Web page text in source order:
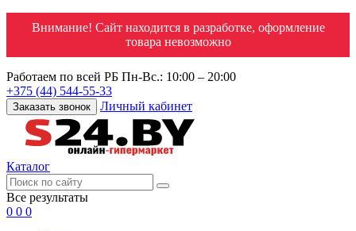
Внимание! Сайт находится в разработке, оформление
товара невозможно
Работаем по всей РБ Пн-Вс.: 10:00 – 20:00
+375 (44) 544-55-33
Заказать звонок Личный кабинет
Каталог
Все результаты
0 0 0